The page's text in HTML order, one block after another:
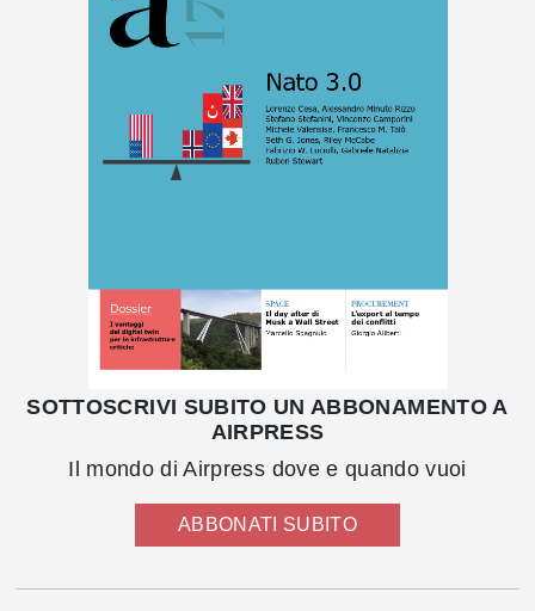
SOTTOSCRIVI SUBITO UN ABBONAMENTO A
AIRPRESS
Il mondo di Airpress dove e quando vuoi
ABBONATI SUBITO